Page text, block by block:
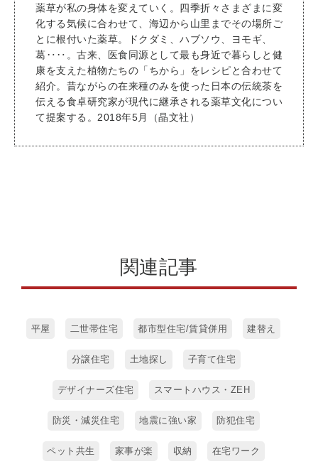
薬草が私の身体を変えていく。四季折々さまざまに変
化する気候に合わせて、海辺から山里までその場所ご
とに根付いた薬草。ドクダミ、ハブソウ、ヨモギ、
葛‥‥。古来、医食同源として最も身近で暮らしと健
康を支えた植物たちの「ちから」をレシピと合わせて
紹介。昔ながらの在来種のみを使った日本の伝統茶を
伝える食卓研究家が現代に継承される薬草文化につい
て提案する。2018年5月（晶文社）
関連記事
平屋 二世帯住宅 都市型住宅/賃貸併用 建替え
分譲住宅 土地探し 子育て住宅
デザイナーズ住宅 スマートハウス・ZEH
防災・減災住宅 地震に強い家 防犯住宅
ペット共生 家事が楽 収納 在宅ワーク